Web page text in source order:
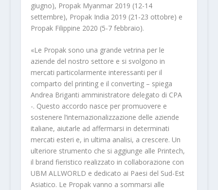
giugno), Propak Myanmar 2019 (12-14
settembre), Propak India 2019 (21-23 ottobre) e
Propak Filippine 2020 (5-7 febbraio).
«Le Propak sono una grande vetrina per le
aziende del nostro settore e si svolgono in
mercati particolarmente interessanti per il
comparto del printing e il converting – spiega
Andrea Briganti amministratore delegato di CPA
-. Questo accordo nasce per promuovere e
sostenere l’internazionalizzazione delle aziende
italiane, aiutarle ad affermarsi in determinati
mercati esteri e, in ultima analisi, a crescere. Un
ulteriore strumento che si aggiunge alle Printech,
il brand fieristico realizzato in collaborazione con
UBM ALLWORLD e dedicato ai Paesi del Sud-Est
Asiatico. Le Propak vanno a sommarsi alle